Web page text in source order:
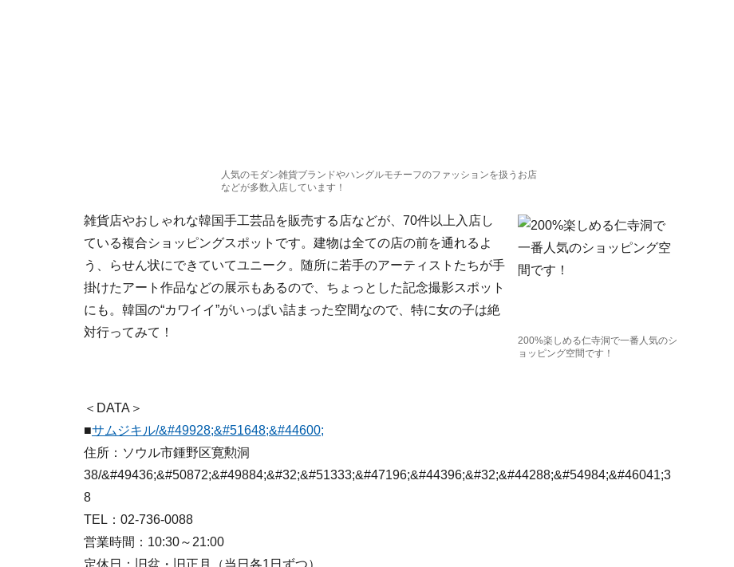
人気のモダン雑貨ブランドやハングルモチーフのファッションを扱うお店
などが多数入店しています！
200%楽しめる仁寺洞で一番人気のシ
ョッピング空間です！
雑貨店やおしゃれな韓国手工芸品を販売する店などが、70件以上入店し
ている複合ショッピングスポットです。建物は全ての店の前を通れるよ
う、らせん状にできていてユニーク。随所に若手のアーティストたちが手
掛けたアート作品などの展示もあるので、ちょっとした記念撮影スポット
にも。韓国の“カワイイ”がいっぱい詰まった空間なので、特に女の子は絶
対行ってみて！
＜DATA＞
■サムジキル/&#49928;&#51648;&#44600;
住所：ソウル市鍾野区寛勲洞
38/&#49436;&#50872;&#49884;&#32;&#51333;&#47196;&#44396;&#32;&#44288;&#54984;&#46041;3
8
TEL：02-736-0088
営業時間：10:30～21:00
定休日：旧盆・旧正月（当日各1日ずつ）